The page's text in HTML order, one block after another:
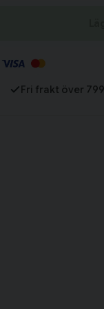
Fri frakt över